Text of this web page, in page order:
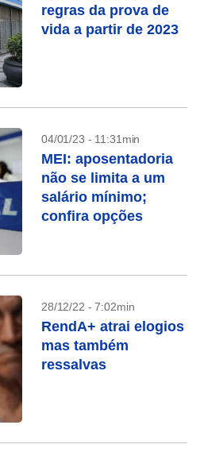
regras da prova de
vida a partir de 2023
04/01/23 - 11:31min
MEI: aposentadoria
não se limita a um
salário mínimo;
confira opções
28/12/22 - 7:02min
RendA+ atrai elogios
mas também
ressalvas